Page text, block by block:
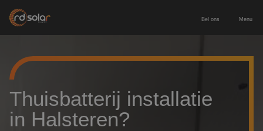
Bel ons Menu
Thuisbatterij
Zonnepanelen zakelijk
Diensten
Thuisbatterij installatie
in Halsteren?